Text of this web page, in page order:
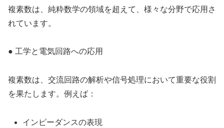
複素数は、純粋数学の領域を超えて、様々な分野で応用さ
れています。
● 工学と電気回路への応用
複素数は、交流回路の解析や信号処理において重要な役割
を果たします。例えば：
インピーダンスの表現